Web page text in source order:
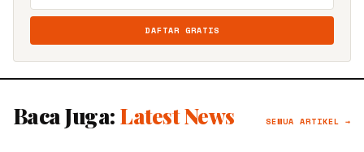
DAFTAR GRATIS
Baca Juga: Latest News SEMUA ARTIKEL →